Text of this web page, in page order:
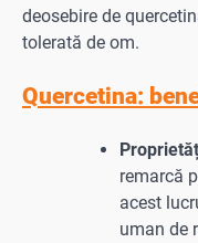
deosebire de
tolerată de om.
Quercetina:
remarcă
acest
uman de